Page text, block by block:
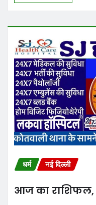
धर्म नई दिल्ली
आज का राशिफल,